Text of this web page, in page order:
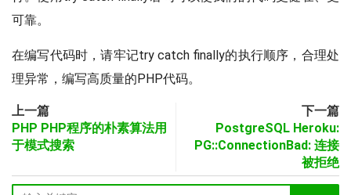
可靠。
在编写代码时，请牢记try catch finally的执行顺序，合理处
理异常，编写高质量的PHP代码。
上一篇
PHP PHP程序的朴素算法用
于模式搜索
下一篇
PostgreSQL Heroku:
PG::ConnectionBad: 连接
被拒绝